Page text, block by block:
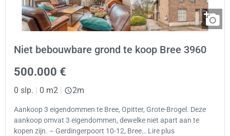
Niet bebouwbare grond te koop Bree 3960
500.000 €
0 slp. 0 m2 2m
Aankoop 3 eigendommen te Bree, Opitter, Grote-Brogel. Deze
aankoop omvat 3 eigendommen, dewelke niet apart aan te
kopen zijn. – Gerdingerpoort 10-12, Bree… Lire plus